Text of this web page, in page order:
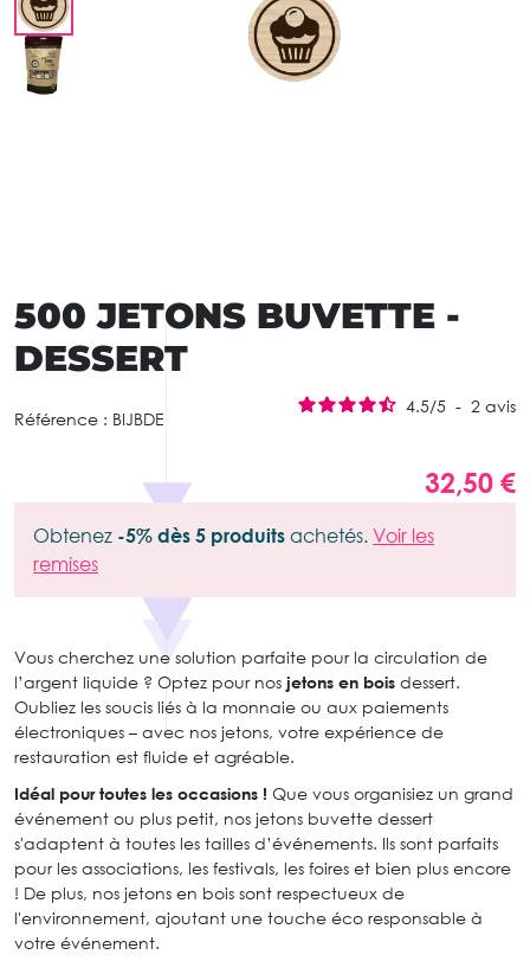
500 JETONS BUVETTE -
DESSERT
Référence : BIJBDE
4.5/5 - 2 avis
32,50 €
Obtenez -5% dès 5 produits achetés. Voir les
remises
Vous cherchez une solution parfaite pour la circulation de
l’argent liquide ? Optez pour nos jetons en bois dessert.
Oubliez les soucis liés à la monnaie ou aux paiements
électroniques – avec nos jetons, votre expérience de
restauration est fluide et agréable.
Idéal pour toutes les occasions ! Que vous organisiez un grand
événement ou plus petit, nos jetons buvette dessert
s'adaptent à toutes les tailles d’événements. Ils sont parfaits
pour les associations, les festivals, les foires et bien plus encore
! De plus, nos jetons en bois sont respectueux de
l'environnement, ajoutant une touche éco responsable à
votre événement.